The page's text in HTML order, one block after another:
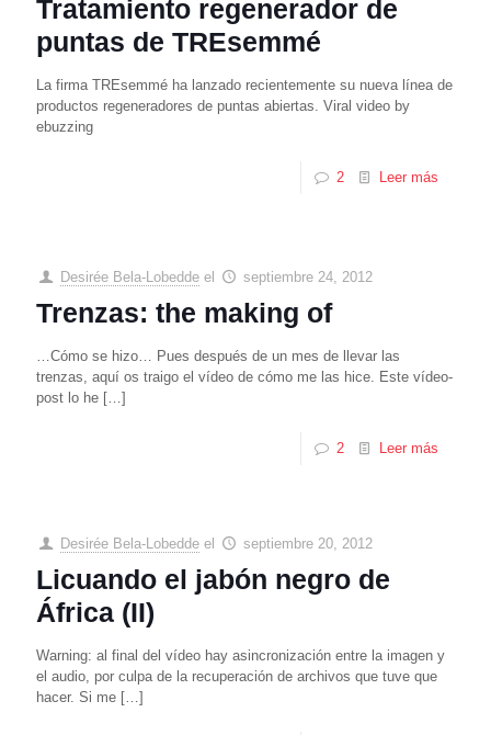
Tratamiento regenerador de
puntas de TREsemmé
La firma TREsemmé ha lanzado recientemente su nueva línea de
productos regeneradores de puntas abiertas. Viral video by
ebuzzing
2 Leer más
Desirée Bela-Lobedde el septiembre 24, 2012
Trenzas: the making of
…Cómo se hizo… Pues después de un mes de llevar las
trenzas, aquí os traigo el vídeo de cómo me las hice. Este vídeo-
post lo he […]
2 Leer más
Desirée Bela-Lobedde el septiembre 20, 2012
Licuando el jabón negro de
África (II)
Warning: al final del vídeo hay asincronización entre la imagen y
el audio, por culpa de la recuperación de archivos que tuve que
hacer. Si me […]